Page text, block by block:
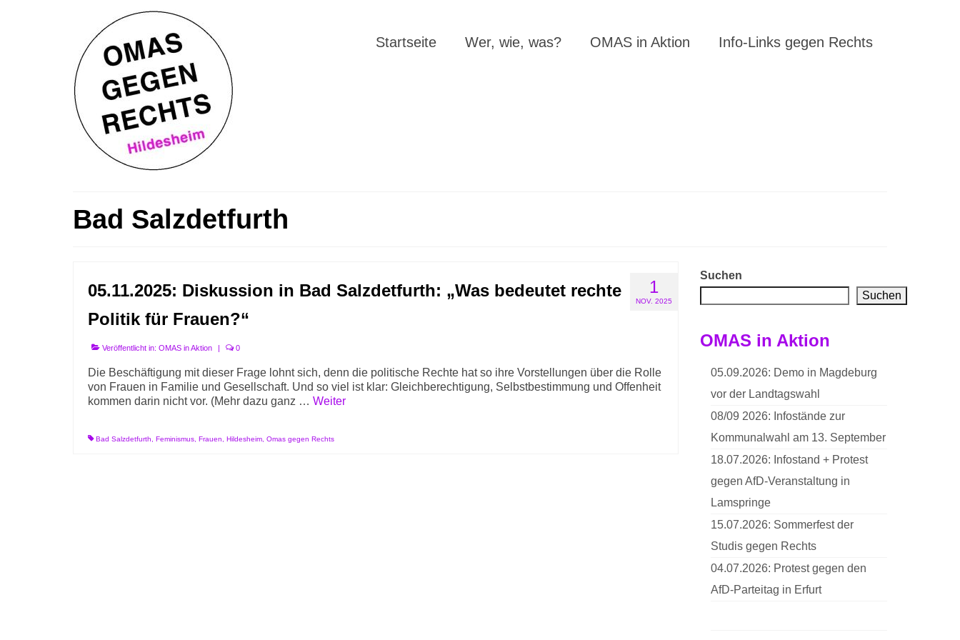
Startseite Wer, wie, was? OMAS in Aktion Info-Links gegen Rechts
Bad Salzdetfurth
1
NOV. 2025
05.11.2025: Diskussion in Bad Salzdetfurth: „Was bedeutet rechte
Politik für Frauen?“
Veröffentlicht in: OMAS in Aktion | 0
Die Beschäftigung mit dieser Frage lohnt sich, denn die politische Rechte hat so ihre Vorstellungen über die Rolle
von Frauen in Familie und Gesellschaft. Und so viel ist klar: Gleichberechtigung, Selbstbestimmung und Offenheit
kommen darin nicht vor. (Mehr dazu ganz … Weiter
Bad Salzdetfurth Feminismus Frauen Hildesheim Omas gegen Rechts
Suchen
Suchen
OMAS in Aktion
05.09.2026: Demo in Magdeburg
vor der Landtagswahl
08/09 2026: Infostände zur
Kommunalwahl am 13. September
18.07.2026: Infostand + Protest
gegen AfD-Veranstaltung in
Lamspringe
15.07.2026: Sommerfest der
Studis gegen Rechts
04.07.2026: Protest gegen den
AfD-Parteitag in Erfurt